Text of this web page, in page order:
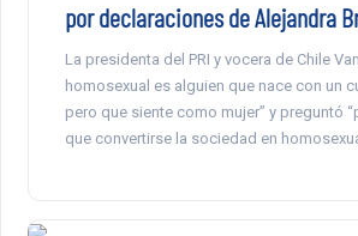
por declaraciones de Alejandra
La presidenta del PRI y vocera de Chile
homosexual es alguien que nace con un
pero que siente como mujer” y preguntó
que convertirse la sociedad en